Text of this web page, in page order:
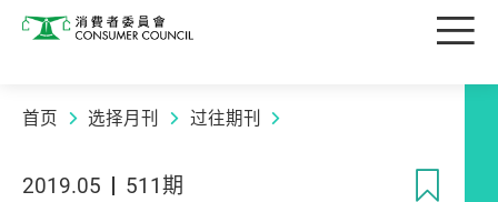
消费者委员会 目
首页 选择月刊 过往期刊
2019.05 511期